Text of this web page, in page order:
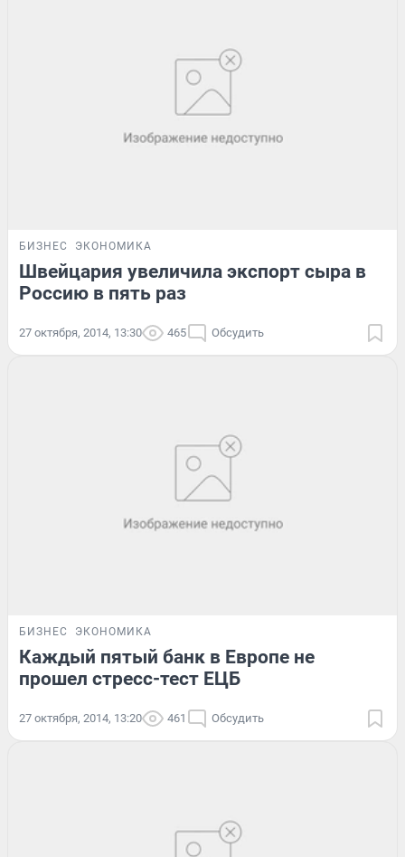
БИЗНЕС ЭКОНОМИКА
Швейцария увеличила экспорт сыра в
Россию в пять раз
27 октября, 2014, 13:30 465 Обсудить
БИЗНЕС ЭКОНОМИКА
Каждый пятый банк в Европе не
прошел стресс-тест ЕЦБ
27 октября, 2014, 13:20 461 Обсудить